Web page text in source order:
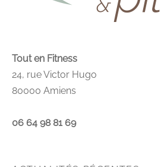
Tout en Fitness
24, rue Victor Hugo
80000 Amiens
06 64 98 81 69